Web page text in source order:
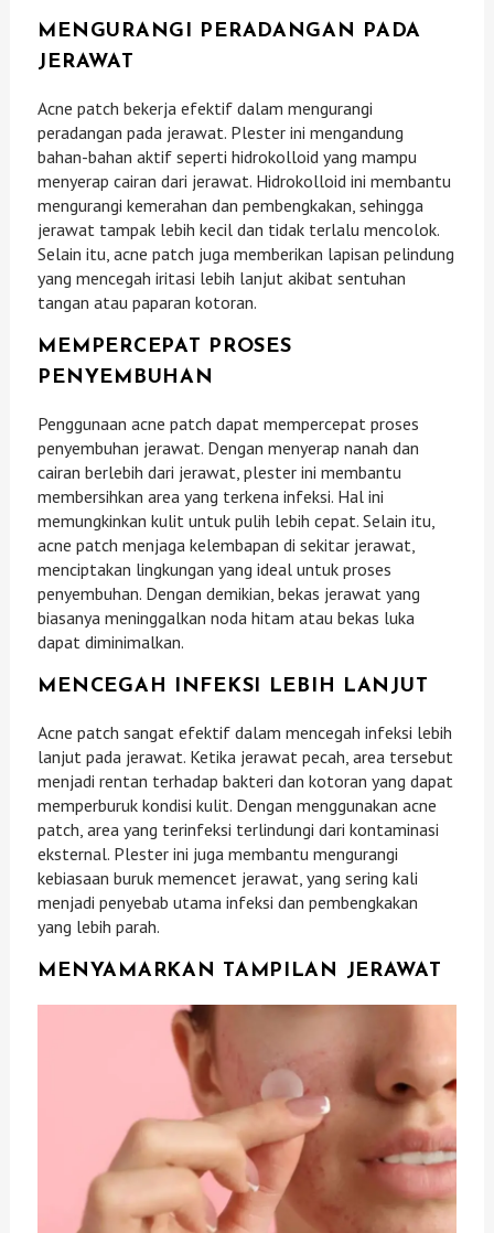
MENGURANGI PERADANGAN PADA
JERAWAT
Acne patch bekerja efektif dalam mengurangi
peradangan pada jerawat. Plester ini mengandung
bahan-bahan aktif seperti hidrokolloid yang mampu
menyerap cairan dari jerawat. Hidrokolloid ini membantu
mengurangi kemerahan dan pembengkakan, sehingga
jerawat tampak lebih kecil dan tidak terlalu mencolok.
Selain itu, acne patch juga memberikan lapisan pelindung
yang mencegah iritasi lebih lanjut akibat sentuhan
tangan atau paparan kotoran.
MEMPERCEPAT PROSES
PENYEMBUHAN
Penggunaan acne patch dapat mempercepat proses
penyembuhan jerawat. Dengan menyerap nanah dan
cairan berlebih dari jerawat, plester ini membantu
membersihkan area yang terkena infeksi. Hal ini
memungkinkan kulit untuk pulih lebih cepat. Selain itu,
acne patch menjaga kelembapan di sekitar jerawat,
menciptakan lingkungan yang ideal untuk proses
penyembuhan. Dengan demikian, bekas jerawat yang
biasanya meninggalkan noda hitam atau bekas luka
dapat diminimalkan.
MENCEGAH INFEKSI LEBIH LANJUT
Acne patch sangat efektif dalam mencegah infeksi lebih
lanjut pada jerawat. Ketika jerawat pecah, area tersebut
menjadi rentan terhadap bakteri dan kotoran yang dapat
memperburuk kondisi kulit. Dengan menggunakan acne
patch, area yang terinfeksi terlindungi dari kontaminasi
eksternal. Plester ini juga membantu mengurangi
kebiasaan buruk memencet jerawat, yang sering kali
menjadi penyebab utama infeksi dan pembengkakan
yang lebih parah.
MENYAMARKAN TAMPILAN JERAWAT